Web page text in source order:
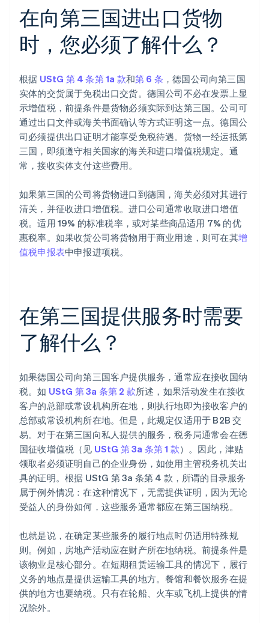
在向第三国进出口货物
时，您必须了解什么？
根据 UStG 第 4 条第 1a 款和第 6 条 ，德国公司向第三国
实体的交货属于免税出口交货。德国公司不必在发票上显
示增值税，前提条件是货物必须实际到达第三国。公司可
通过出口文件或海关书面确认等方式证明这一点。德国公
司必须提供出口证明才能享受免税待遇。货物一经运抵第
三国，即须遵守相关国家的海关和进口增值税规定。通
常，接收实体支付这些费用。
如果第三国的公司将货物进口到德国，海关必须对其进行
清关，并征收进口增值税。进口公司通常收取进口增值
税。适用 19% 的标准税率，或对某些商品适用 7% 的优
惠税率。如果收货公司将货物用于商业用途，则可在其增
值税申报表中申报进项税。
在第三国提供服务时需要
了解什么？
如果德国公司向第三国客户提供服务，通常应在接收国纳
税。如 UStG 第 3a 条第 2 款所述，如果活动发生在接收
客户的总部或常设机构所在地，则执行地即为接收客户的
总部或常设机构所在地。但是，此规定仅适用于 B2B 交
易。对于在第三国向私人提供的服务，税务局通常会在德
国征收增值税（见 UStG 第 3a 条第 1 款）。因此，津贴
领取者必须证明自己的企业身份，如使用主管税务机关出
具的证明。根据 UStG 第 3a 条第 4 款，所谓的目录服务
属于例外情况：在这种情况下，无需提供证明，因为无论
受益人的身份如何，这些服务通常都应在第三国纳税。
也就是说，在确定某些服务的履行地点时仍适用特殊规
则。例如，房地产活动应在财产所在地纳税。前提条件是
该物业是核心部分。在短期租赁运输工具的情况下，履行
义务的地点是提供运输工具的地方。餐馆和餐饮服务在提
供的地方也要纳税。只有在轮船、火车或飞机上提供的情
况除外。
阿联酋
English
爱尔兰
English
爱沙尼亚
English
奥地利
Deutsch